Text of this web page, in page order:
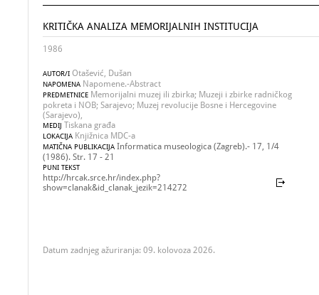
KRITIČKA ANALIZA MEMORIJALNIH INSTITUCIJA
1986
AUTOR/I Otašević, Dušan
NAPOMENA Napomene.-Abstract
PREDMETNICE Memorijalni muzej ili zbirka; Muzeji i zbirke radničkog
pokreta i NOB; Sarajevo; Muzej revolucije Bosne i Hercegovine
(Sarajevo),
MEDIJ Tiskana građa
LOKACIJA Knjižnica MDC-a
MATIČNA PUBLIKACIJA Informatica museologica (Zagreb).- 17, 1/4
(1986). Str. 17 - 21
PUNI TEKST
http://hrcak.srce.hr/index.php?
show=clanak&id_clanak_jezik=214272
Datum zadnjeg ažuriranja: 09. kolovoza 2026.